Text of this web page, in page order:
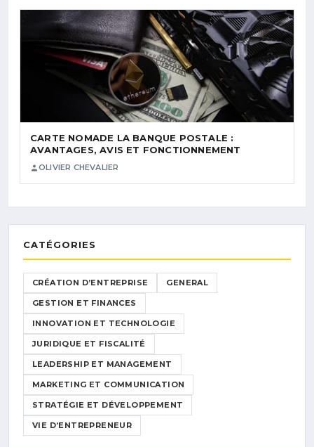
CARTE NOMADE LA BANQUE POSTALE :
AVANTAGES, AVIS ET FONCTIONNEMENT
OLIVIER CHEVALIER
CATÉGORIES
CRÉATION D’ENTREPRISE GENERAL
GESTION ET FINANCES
INNOVATION ET TECHNOLOGIE
JURIDIQUE ET FISCALITÉ
LEADERSHIP ET MANAGEMENT
MARKETING ET COMMUNICATION
STRATÉGIE ET DÉVELOPPEMENT
VIE D’ENTREPRENEUR